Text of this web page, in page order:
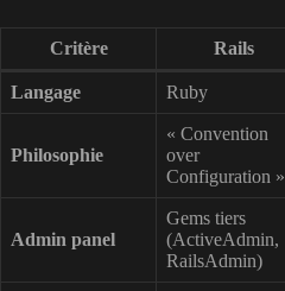
Critère Rails
Langage Ruby
Philosophie
« Convention
over
Configuration »
Admin panel
Gems tiers
(ActiveAdmin,
RailsAdmin)